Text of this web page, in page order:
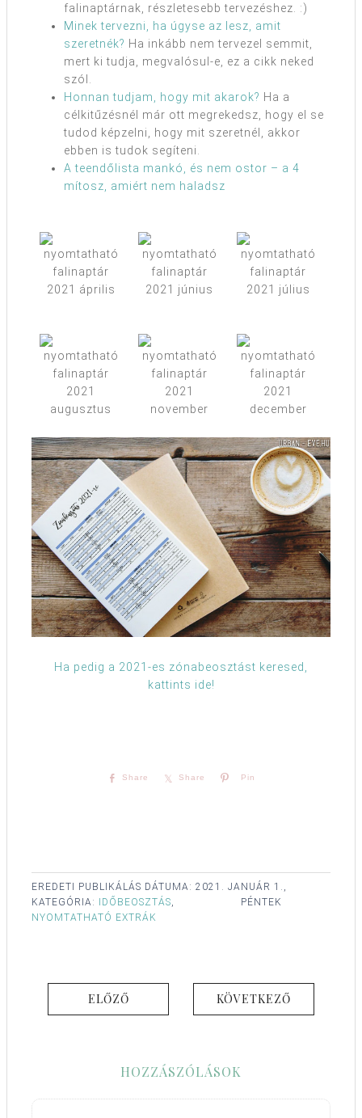
falinaptárnak, részletesebb tervezéshez. :)
Minek tervezni, ha úgyse az lesz, amit
szeretnék? Ha inkább nem tervezel semmit,
mert ki tudja, megvalósul-e, ez a cikk neked
szól.
Honnan tudjam, hogy mit akarok? Ha a
célkitűzésnél már ott megrekedsz, hogy el se
tudod képzelni, hogy mit szeretnél, akkor
ebben is tudok segíteni.
A teendőlista mankó, és nem ostor – a 4
mítosz, amiért nem haladsz
Ha pedig a 2021-es zónabeosztást keresed,
kattints ide!
Share Share Pin
EREDETI PUBLIKÁLÁS DÁTUMA: 2021. JANUÁR 1.,
PÉNTEK
KATEGÓRIA: IDŐBEOSZTÁS,
NYOMTATHATÓ EXTRÁK
ELŐZŐ KÖVETKEZŐ
HOZZÁSZÓLÁSOK